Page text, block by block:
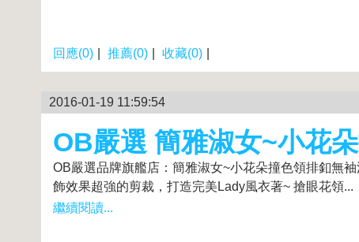
回應(0) 推薦(0) 收藏(0)
2016-01-19 11:59:54
OB嚴選 簡雅淑女~小花
OB嚴選品牌旗艦店：簡雅淑女~小花朵撞色領排釦無
飾效果超強的剪裁，打造完美Lady風衣著~ 搶眼花領...
繼續閱讀...